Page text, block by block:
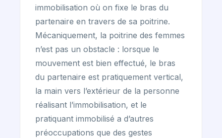
immobilisation où on fixe le bras du
partenaire en travers de sa poitrine.
Mécaniquement, la poitrine des femmes
n’est pas un obstacle : lorsque le
mouvement est bien effectué, le bras
du partenaire est pratiquement vertical,
la main vers l’extérieur de la personne
réalisant l’immobilisation, et le
pratiquant immobilisé a d’autres
préoccupations que des gestes